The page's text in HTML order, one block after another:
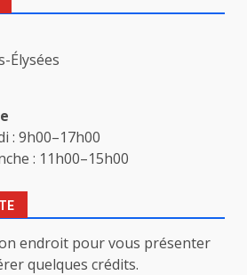
Élysées
: 9h00–17h00
: 11h00–15h00
endroit pour vous présenter
quelques crédits.